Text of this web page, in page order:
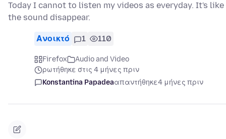
Today I cannot to listen my videos as everyday. It's like
the sound disappear.
Ανοικτό 1 110
Firefox
Audio and Video
ρωτήθηκε στις 4 μήνες πριν
Konstantina Papadeaαπαντήθηκε4 μήνες πριν